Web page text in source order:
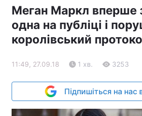
Меган Маркл вперше
одна на публіці і
королівський
11:49, 27.09.18 1 хв. 3253
Підпишіться на нас